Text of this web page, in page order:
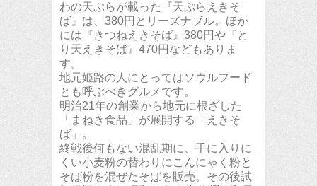
わの天ぷらが載った『天ぷらえきそ
ば』は、380円とリーズナブル。ほか
には『きつねえきそば』380円や『と
り天えきそば』470円などもありま
す。
地元姫路の人にとってはソウルフード
とも呼ぶべきグルメです。
明治21年の創業から地元に根ざした
「まねき食品」が展開する「えきそ
ば」。
終戦後何もない混乱期に、手に入りに
くい小麦粉の替わりにこんにゃく粉と
そば粉を混ぜたそばを販売。その後試